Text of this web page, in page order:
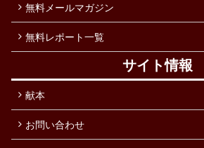
無料メールマガジン
無料レポート一覧
サイト情報
献本
お問い合わせ